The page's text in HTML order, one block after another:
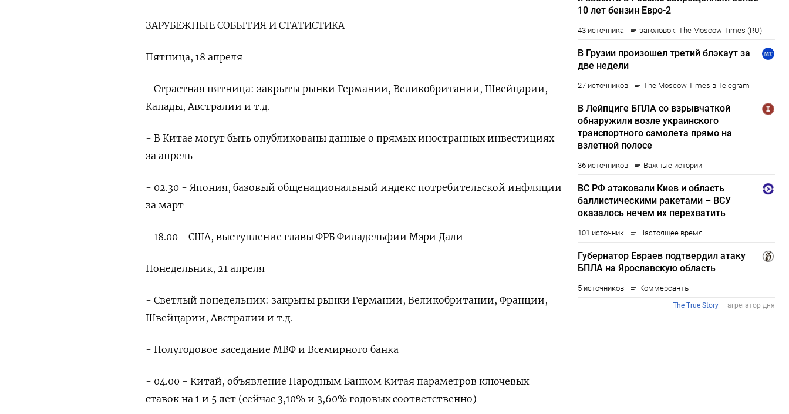
ЗАРУБЕЖНЫЕ СОБЫТИЯ И СТАТИСТИКА
Пятница, 18 апреля
- Страстная пятница: закрыты рынки Германии, Великобритании, Швейцарии,
Канады, Австралии и т.д.
- В Китае могут быть опубликованы данные о прямых иностранных инвестициях
за апрель
- 02.30 - Япония, базовый общенациональный индекс потребительской инфляции
за март
- 18.00 - США, выступление главы ФРБ Филадельфии Мэри Дали
Понедельник, 21 апреля
- Светлый понедельник: закрыты рынки Германии, Великобритании, Франции,
Швейцарии, Австралии и т.д.
- Полугодовое заседание МВФ и Всемирного банка
- 04.00 - Китай, объявление Народным Банком Китая параметров ключевых
ставок на 1 и 5 лет (сейчас 3,10% и 3,60% годовых соответственно)